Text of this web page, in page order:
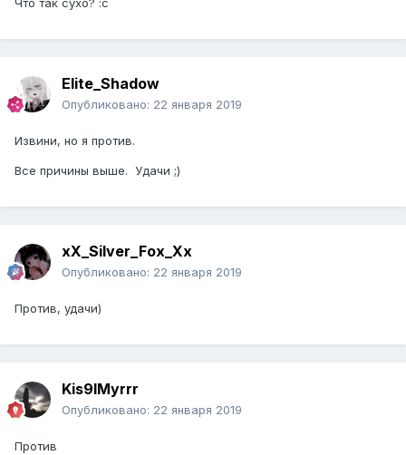
Что так сухо? :с
Elite_Shadow
Опубликовано: 22 января 2019
Извини, но я против.
Все причины выше. Удачи ;)
xX_Silver_Fox_Xx
Опубликовано: 22 января 2019
Против, удачи)
Kis9lMyrrr
Опубликовано: 22 января 2019
Против